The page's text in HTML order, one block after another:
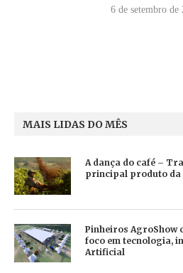
6 de setembro de
MAIS LIDAS DO MÊS
A dança do café –
principal produto da
Pinheiros AgroShow
foco em tecnologia,
Artificial